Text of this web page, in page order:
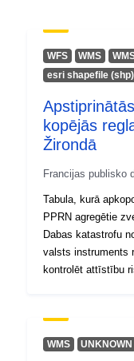
WFS WMS
esri shapefile (shp)
kopējās
Žirondā
Francijas publisko
Tabula, kurā
PPRN agregētie
Dabas katastrofu
valsts instruments
kontrolēt attīstību
nošķirtas pēc
apgabalu krāsa,
WMS UNKNOWN